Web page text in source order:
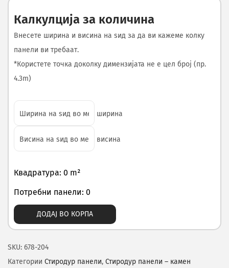
Калкулција за количина
Внесете ширина и висина на ѕид за да ви кажеме колку
панели ви требаат.
*Користете точка доколку димензијата не е цел број (пр.
4.3m)
ширина
висина
Квадратура: 0 m²
Потребни панели: 0
ДОДАЈ ВО КОРПА
SKU: 678-204
Категории Стиродур панели, Стиродур панели – камен